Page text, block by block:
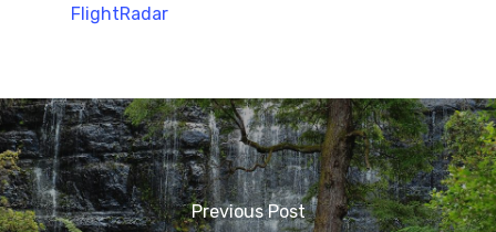
FlightRadar
Previous Post